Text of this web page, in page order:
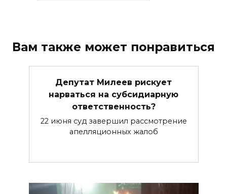
Вам также может понравиться
Депутат Милеев рискует
нарваться на субсидиарную
ответственность?
22 июня суд завершил рассмотрение
апелляционных жалоб